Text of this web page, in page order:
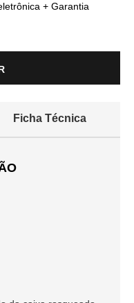
+ Garantia
Ficha Técnica